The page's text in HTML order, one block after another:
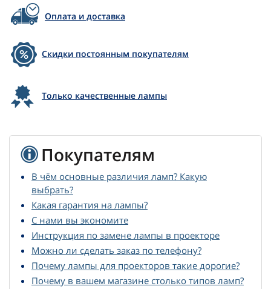
Оплата и доставка
Скидки постоянным покупателям
Только качественные лампы
Покупателям
В чём основные различия ламп? Какую
выбрать?
Какая гарантия на лампы?
С нами вы экономите
Инструкция по замене лампы в проекторе
Можно ли сделать заказ по телефону?
Почему лампы для проекторов такие дорогие?
Почему в вашем магазине столько типов ламп?